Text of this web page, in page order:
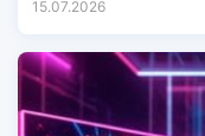
15.07.2026